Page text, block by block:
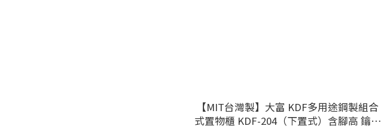
【MIT台灣製】大富 KDF多用途鋼製組合
式置物櫃 KDF-204（下置式）含腳高 鑰匙